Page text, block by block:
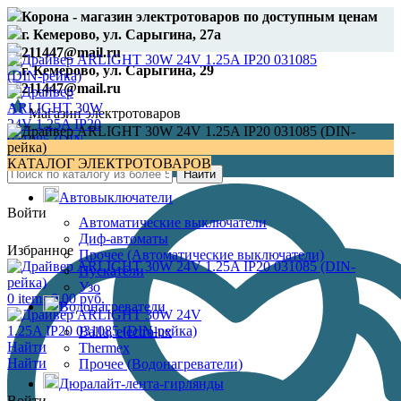
Корона - магазин электротоваров по доступным ценам
г. Кемерово, ул. Сарыгина, 27а
211447@mail.ru
г. Кемерово, ул. Сарыгина, 29
211447@mail.ru
Магазин электротоваров
8 (3842) 21-14-47
Найти
Войти
Избранное
0 items 0.00руб.
Найти
Найти
КАТАЛОГ ЭЛЕКТРОТОВАРОВ
Автовыключатели
Автоматические выключатели
Диф-автоматы
Прочее (Автоматические выключатели)
Пускатели
Узо
Водонагреватели
Ballu, electrolux
Thermex
Прочее (Водонагреватели)
Дюралайт-лента-гирлянды